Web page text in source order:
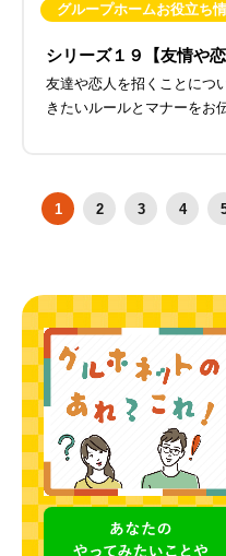
グループホームお役立ち
シリーズ１９【友情や
友達や恋人を招くことにつ
きたいルールとマナーをお
1 2 3 4